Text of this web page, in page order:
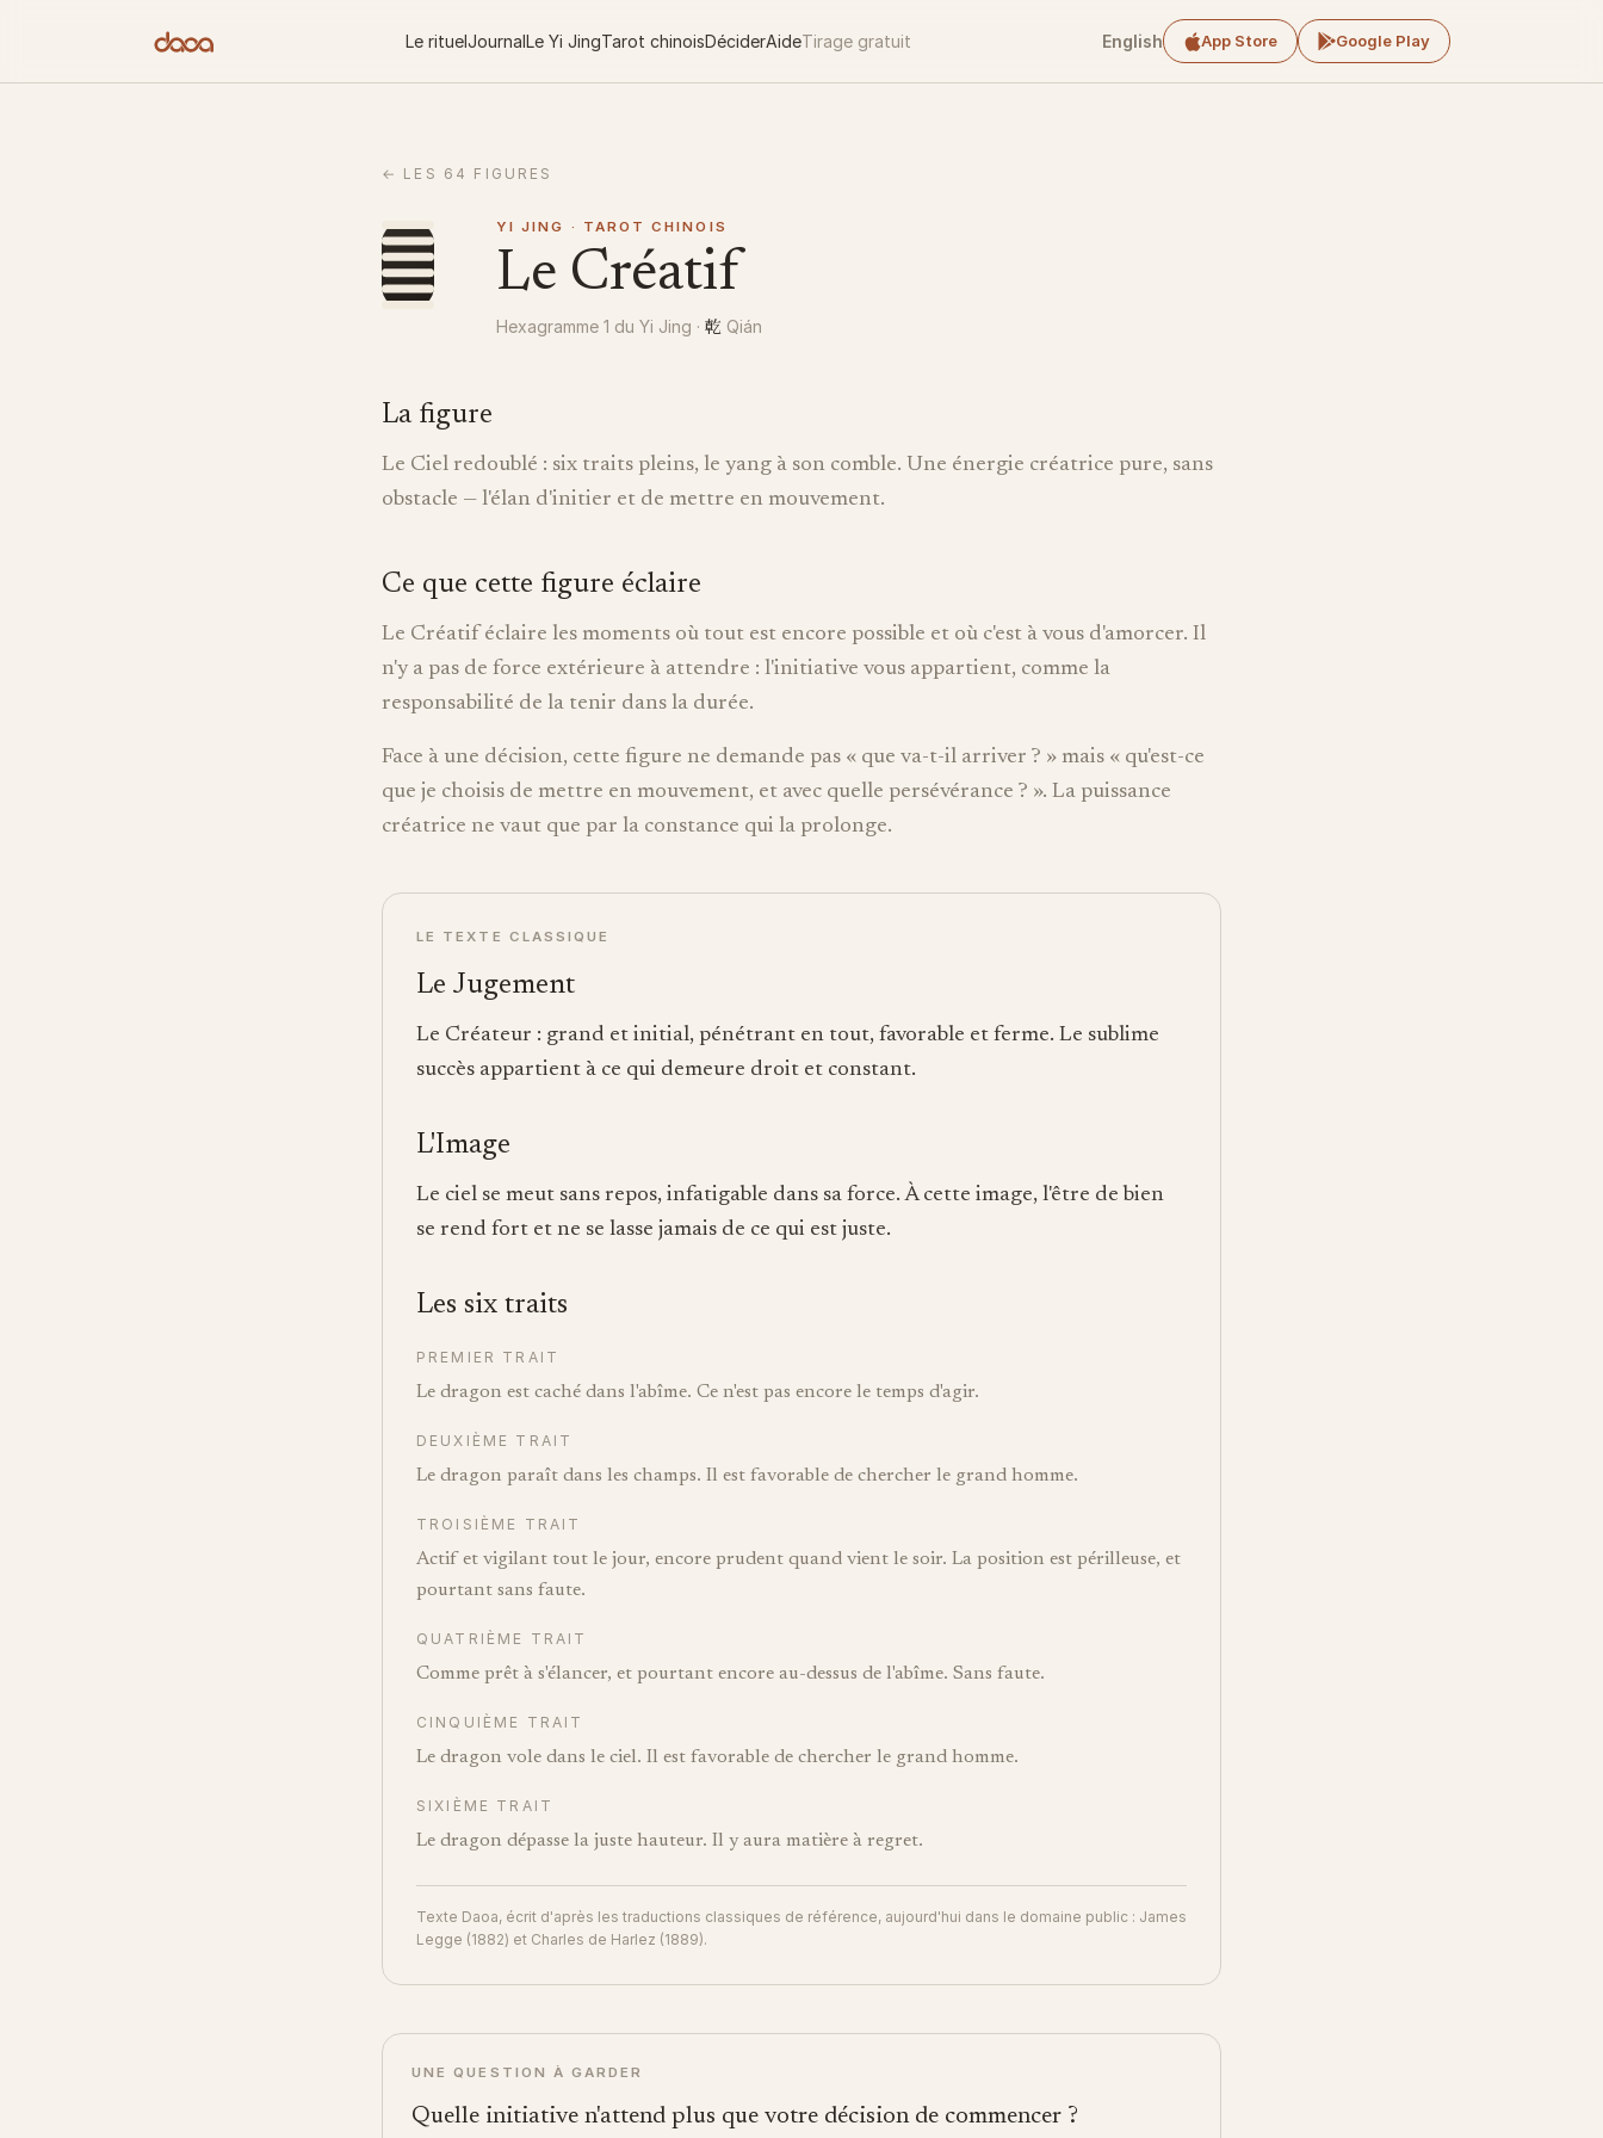
Le rituelJournalLe Yi JingTarot chinoisDéciderAideTirage gratuit English App Store Google Play
← LES 64 FIGURES
YI JING · TAROT CHINOIS
Le Créatif
Hexagramme 1 du Yi Jing · 乾 Qián
La figure
Le Ciel redoublé : six traits pleins, le yang à son comble. Une énergie créatrice pure, sans
obstacle — l'élan d'initier et de mettre en mouvement.
Ce que cette figure éclaire
Le Créatif éclaire les moments où tout est encore possible et où c'est à vous d'amorcer. Il
n'y a pas de force extérieure à attendre : l'initiative vous appartient, comme la
responsabilité de la tenir dans la durée.
Face à une décision, cette figure ne demande pas « que va-t-il arriver ? » mais « qu'est-ce
que je choisis de mettre en mouvement, et avec quelle persévérance ? ». La puissance
créatrice ne vaut que par la constance qui la prolonge.
LE TEXTE CLASSIQUE
Le Jugement
Le Créateur : grand et initial, pénétrant en tout, favorable et ferme. Le sublime
succès appartient à ce qui demeure droit et constant.
L'Image
Le ciel se meut sans repos, infatigable dans sa force. À cette image, l'être de bien
se rend fort et ne se lasse jamais de ce qui est juste.
Les six traits
PREMIER TRAIT
Le dragon est caché dans l'abîme. Ce n'est pas encore le temps d'agir.
DEUXIÈME TRAIT
Le dragon paraît dans les champs. Il est favorable de chercher le grand homme.
TROISIÈME TRAIT
Actif et vigilant tout le jour, encore prudent quand vient le soir. La position est périlleuse, et
pourtant sans faute.
QUATRIÈME TRAIT
Comme prêt à s'élancer, et pourtant encore au-dessus de l'abîme. Sans faute.
CINQUIÈME TRAIT
Le dragon vole dans le ciel. Il est favorable de chercher le grand homme.
SIXIÈME TRAIT
Le dragon dépasse la juste hauteur. Il y aura matière à regret.
Texte Daoa, écrit d'après les traductions classiques de référence, aujourd'hui dans le domaine public : James
Legge (1882) et Charles de Harlez (1889).
UNE QUESTION À GARDER
Quelle initiative n'attend plus que votre décision de commencer ?